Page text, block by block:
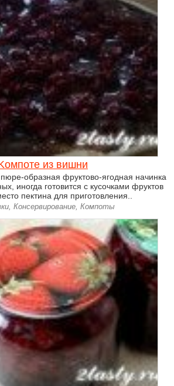
из вишни
образная фруктово-ягодная начинка
иногда готовится с кусочками фруктов
пектина для приготовления..
Консервирование, Компоты